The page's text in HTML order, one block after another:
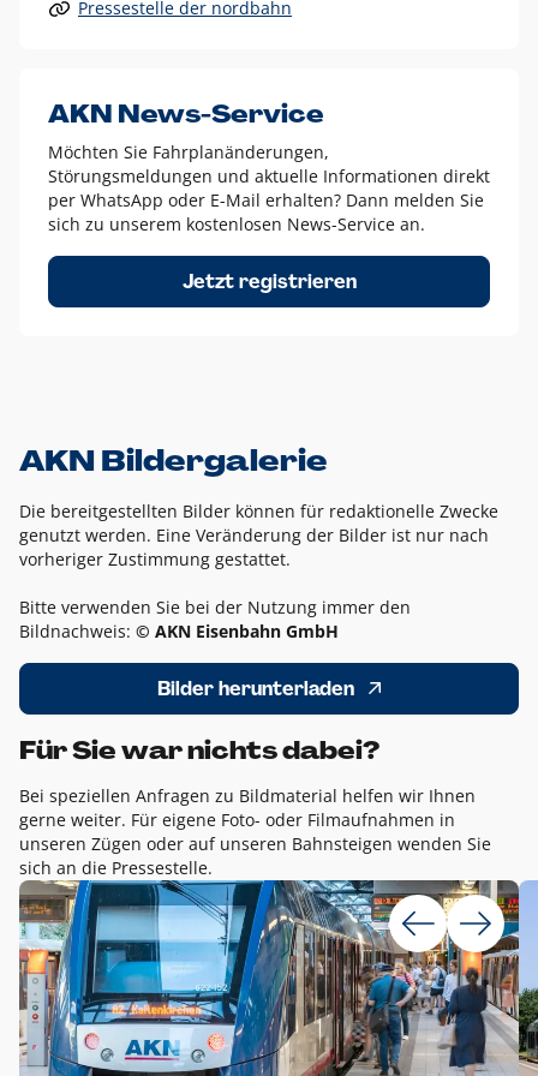
Alle anderen Logo-Varianten dürfen nur in Ausnahmefällen
Diese Ausnahmen sind zum Beispiel:
dem AKN Blau,
weißes Logo auf Fotohintergründen,
schwarzes Logo für reine Schwarz-Weiß-Umsetzungen
Um das Logo herum muss ein Schutzraum von jeweils einer
Höhe bzw. Breite des N aus AKN in alle Richtungen
Pressestelle der nordbahn
AKN News-Service
Möchten Sie Fahrplanänderungen,
Störungsmeldungen und aktuelle Informationen direkt
per WhatsApp oder E-Mail erhalten? Dann melden Sie
sich zu unserem kostenlosen News-Service an.
Jetzt registrieren
AKN Bildergalerie
Die bereitgestellten Bilder können für redaktionelle Zwecke
genutzt werden. Eine Veränderung der Bilder ist nur nach
vorheriger Zustimmung gestattet.
Bitte verwenden Sie bei der Nutzung immer den
Bildnachweis: © AKN Eisenbahn GmbH
Bilder herunterladen
Für Sie war nichts dabei?
Bei speziellen Anfragen zu Bildmaterial helfen wir Ihnen
gerne weiter. Für eigene Foto- oder Filmaufnahmen in
unseren Zügen oder auf unseren Bahnsteigen wenden Sie
sich an die Pressestelle.